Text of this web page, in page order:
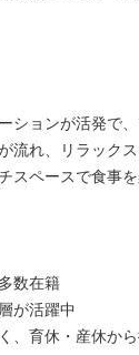
ションが活発で
流れ、リラック
スペースで食事
数在籍
が活躍中
、育休・産休か